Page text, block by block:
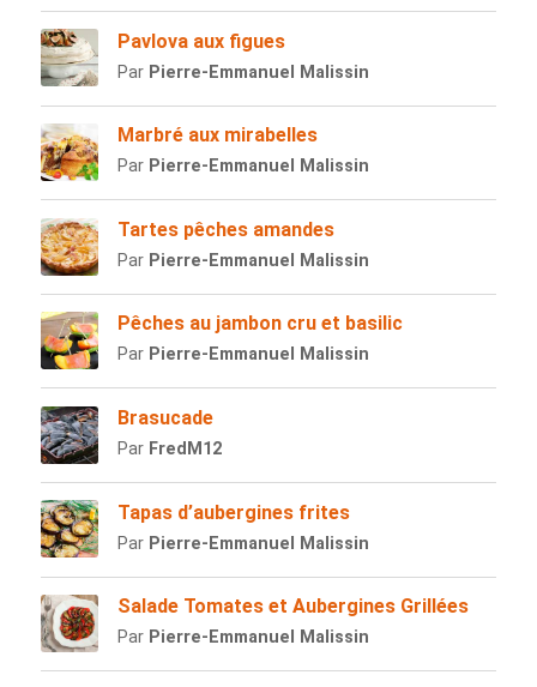
Pavlova aux figues
Par Pierre-Emmanuel Malissin
Marbré aux mirabelles
Par Pierre-Emmanuel Malissin
Tartes pêches amandes
Par Pierre-Emmanuel Malissin
Pêches au jambon cru et basilic
Par Pierre-Emmanuel Malissin
Brasucade
Par FredM12
Tapas d’aubergines frites
Par Pierre-Emmanuel Malissin
Salade Tomates et Aubergines Grillées
Par Pierre-Emmanuel Malissin